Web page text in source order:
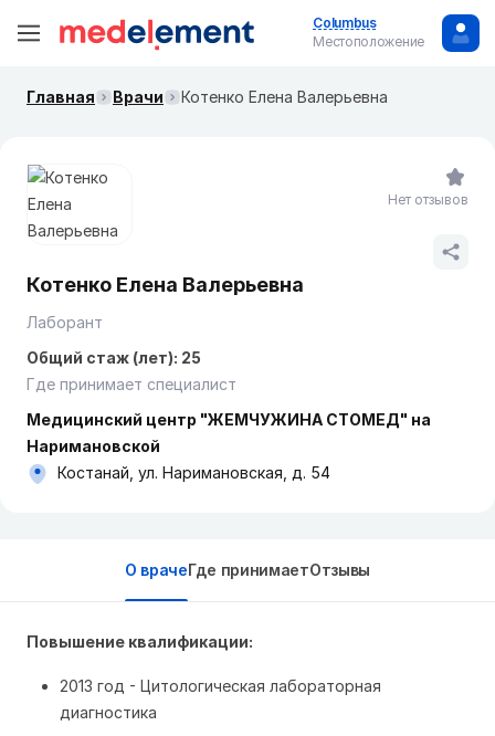
Columbus
Местоположение
Главная Врачи Котенко Елена Валерьевна
Котенко Елена Валерьевна
Лаборант
Общий стаж (лет): 25
Где принимает специалист
Медицинский центр "ЖЕМЧУЖИНА СТОМЕД" на
Наримановской
Костанай, ул. Наримановская, д. 54
Нет отзывов
О врачеГде принимаетОтзывы
Повышение квалификации:
2013 год - Цитологическая лабораторная
диагностика